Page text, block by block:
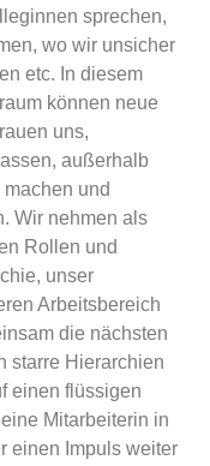
sprechen,
wo wir unsicher
etc. In diesem
können neue
uns,
außerhalb
und
Wir nehmen als
Rollen und
unser
Arbeitsbereich
die nächsten
starre Hierarchien
einen flüssigen
Mitarbeiterin in
einen Impuls weiter